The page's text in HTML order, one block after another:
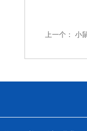
上一个： 小